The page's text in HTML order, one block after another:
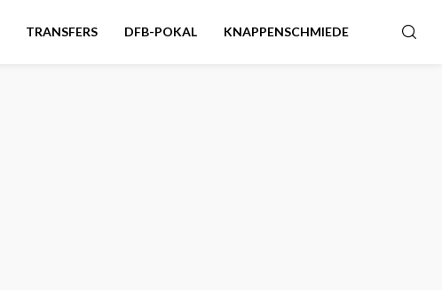
TRANSFERS DFB-POKAL KNAPPENSCHMIEDE